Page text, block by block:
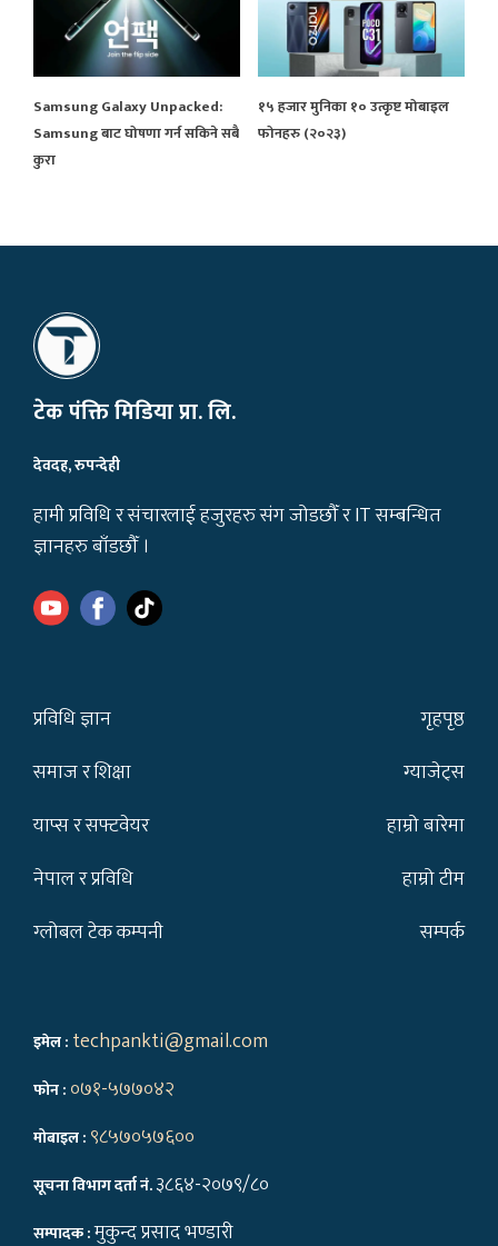
Samsung Galaxy Unpacked:
Samsung बाट घोषणा गर्न सकिने सबै
कुरा
१५ हजार मुनिका १० उत्कृष्ट मोबाइल
फोनहरु (२०२३)
टेक पंक्ति मिडिया प्रा. लि.
देवदह, रुपन्देही
हामी प्रविधि र संचारलाई हजुरहरु संग जोडछौँ र IT सम्बन्धित
ज्ञानहरु बाँडछौँ ।
प्रविधि ज्ञान
समाज र शिक्षा
याप्स र सफ्टवेयर
नेपाल र प्रविधि
ग्लोबल टेक कम्पनी
गृहपृष्ठ
ग्याजेट्स
हाम्रो बारेमा
हाम्रो टीम
सम्पर्क
इमेल : techpankti@gmail.com
फोन : ०७१-५७७०४२
मोबाइल : ९८५७०५७६००
सूचना विभाग दर्ता नं.३८६४-२०७९/८०
सम्पादक :मुकुन्द प्रसाद भण्डारी